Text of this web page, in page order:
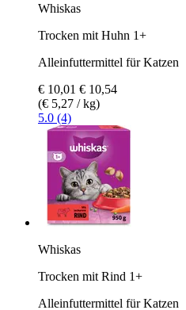
Whiskas
Trocken mit Huhn 1+
Alleinfuttermittel für Katzen
€ 10,01 € 10,54
(€ 5,27 / kg)
5.0 (4)
Whiskas
Trocken mit Rind 1+
Alleinfuttermittel für Katzen